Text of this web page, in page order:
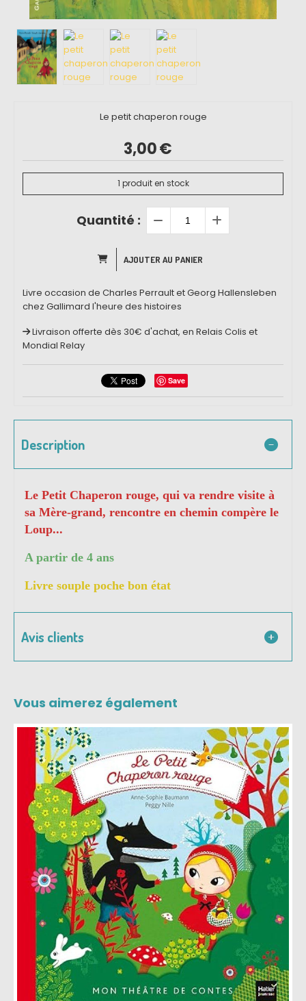
Le petit chaperon rouge
3,00€
1 produit en stock
Quantité :
AJOUTER AU PANIER
Livre occasion de Charles Perrault et Georg Hallensleben
chez Gallimard l'heure des histoires
Livraison offerte dès 30€ d'achat, en Relais Colis et
Mondial Relay
Save
Description
Le Petit Chaperon rouge, qui va rendre visite à
sa Mère-grand, rencontre en chemin compère le
Loup...
A partir de 4 ans
Livre souple poche bon état
Avis clients
Vous aimerez également